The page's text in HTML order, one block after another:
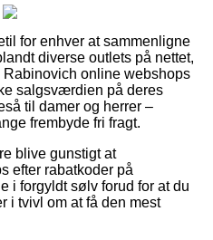
for enhver at sammenligne
diverse outlets på nettet,
Rabinovich online webshops
salgsværdien på deres
til damer og herrer –
frembyde fri fragt.
blive gunstigt at
efter rabatkoder på
i forgyldt sølv forud for at du
i tvivl om at få den mest